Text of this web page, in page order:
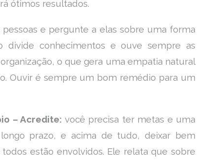
ótimos resultados.
pessoas e pergunte a elas sobre uma forma
divide conhecimentos e ouve sempre as
o que gera uma empatia natural
Ouvir é sempre um bom remédio para um
– Acredite: você precisa ter metas e uma
prazo, e acima de tudo, deixar bem
estão envolvidos. Ele relata que sobre